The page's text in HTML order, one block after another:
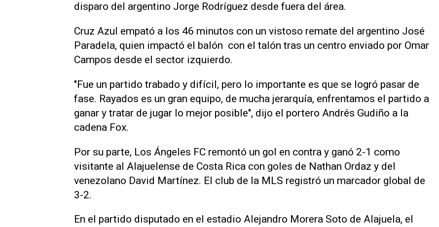
disparo del argentino Jorge Rodríguez desde ‌fuera del área.
Cruz Azul empató a los 46 minutos con ⁠un vistoso remate del argentino José
Paradela, ⁠quien impactó el balón con el talón tras un centro enviado por Omar
Campos desde el sector izquierdo.
"Fue un partido trabado y difícil, pero lo importante ⁠es que se logró pasar de
fase. Rayados es un gran ​equipo, de mucha jerarquía, enfrentamos el partido a
ganar ‌y tratar de jugar lo mejor posible", ‌dijo el portero Andrés Gudiño a la
cadena Fox.
Por su parte, ⁠Los Ángeles FC remontó un gol en contra y ganó 2-1 como
visitante al Alajuelense de Costa Rica con goles de Nathan Ordaz y del
venezolano David Martínez. El club de la MLS registró un marcador global ​de
3-2.
En ‌el partido disputado en el estadio Alejandro Morera Soto de Alajuela, el